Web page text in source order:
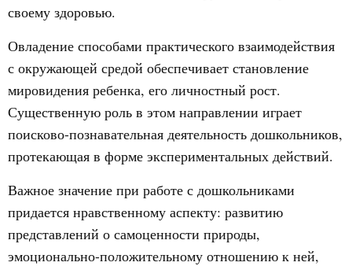
своему здоровью.
Овладение способами практического взаимодействия
с окружающей средой обеспечивает становление
мировидения ребенка, его личностный рост.
Существенную роль в этом направлении играет
поисково-познавательная деятельность дошкольников,
протекающая в форме экспериментальных действий.
Важное значение при работе с дошкольниками
придается нравственному аспекту: развитию
представлений о самоценности природы,
эмоционально-положительному отношению к ней,